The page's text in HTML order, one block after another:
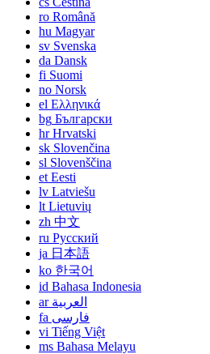
ro Română
hu Magyar
sv Svenska
da Dansk
fi Suomi
no Norsk
el Ελληνικά
bg Български
hrHrvatski
sk Slovenčina
sl Slovenščina
et Eesti
lv Latviešu
lt Lietuvių
zh 中文
ru Русский
ja 日本語
ko 한국어
id Bahasa Indonesia
ar العربية
fa فارسی
vi Tiếng Việt
ms Bahasa Melayu